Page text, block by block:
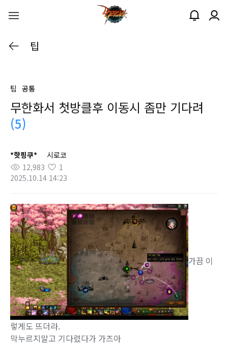
팁
팁 공통
무한화서 첫방클후 이동시 좀만 기다려
(5)
*핫핑쿠*
시로코
12,983
1
2025.10.14 14:23
가끔 이
렇게도 뜨더라.
막누르지말고 기다렸다가 가즈아